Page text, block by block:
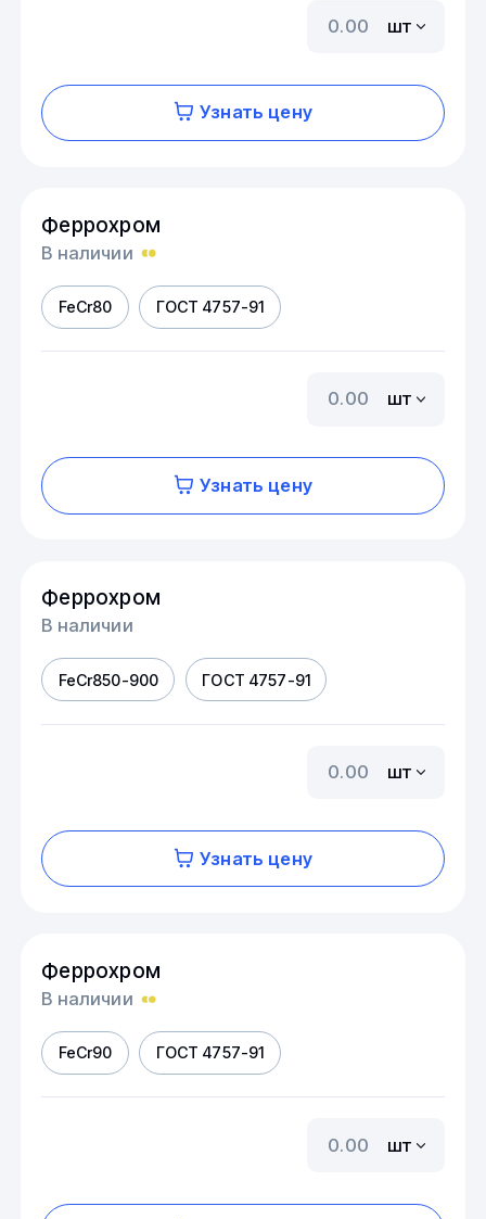
шт
Узнать цену
Феррохром
В наличии
FeCr80 ГОСТ 4757-91
шт
Узнать цену
Феррохром
В наличии
FeCr850-900 ГОСТ 4757-91
шт
Узнать цену
Феррохром
В наличии
FeCr90 ГОСТ 4757-91
шт